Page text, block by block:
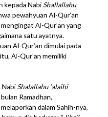
kepada Nabi Shallallahu
pewahyuan Al-Qur’an
Al-Qur’an yang
satu ayatnya.
Al-Qur’an dimulai pada
Al-Qur’an memiliki
Nabi Shalallahu ‘alaihi
Ramadhan,
dalam Sahih-nya,